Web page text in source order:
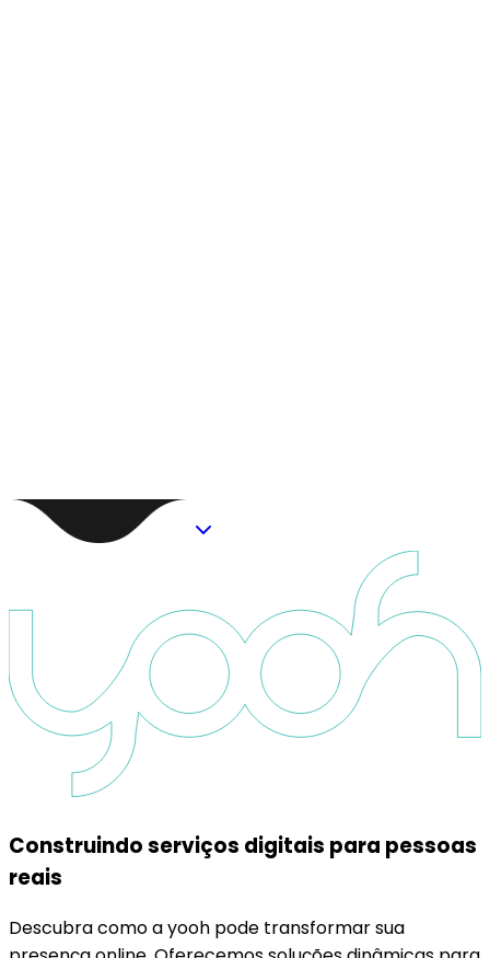
Construindo serviços digitais para pessoas
reais
Descubra como a yooh pode transformar sua